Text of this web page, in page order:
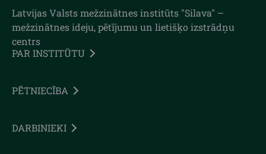
Latvijas Valsts mežzinātnes institūts "Silava" –
mežzinātnes ideju, pētījumu un lietišķo izstrādņu
centrs
PAR INSTITŪTU
PĒTNIECĪBA
DARBINIEKI